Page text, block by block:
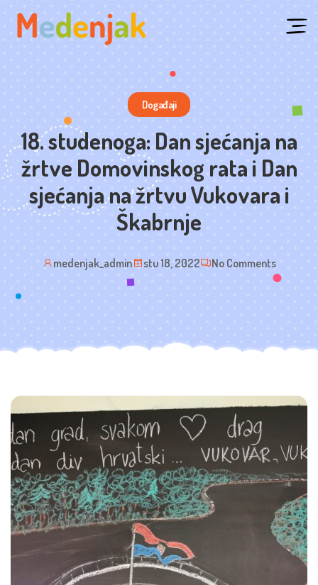
Skip
Događaji
18. studenoga: Dan sjećanja na
žrtve Domovinskog rata i Dan
sjećanja na žrtvu Vukovara i
Škabrnje
medenjak_admin stu 18, 2022 No Comments